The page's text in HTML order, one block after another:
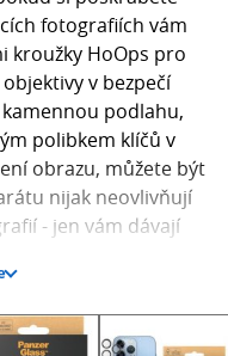
fotografiích vám
kroužky HoOps pro
v bezpečí
podlahu,
polibkem klíčů v
obrazu, můžete být
nijak neovlivňují
- jen vám dávají
objektivu